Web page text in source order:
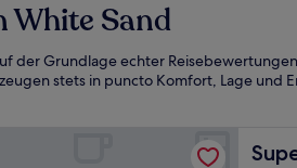
White Sand
der Grundlage echter
stets in puncto Komfort, Lage und